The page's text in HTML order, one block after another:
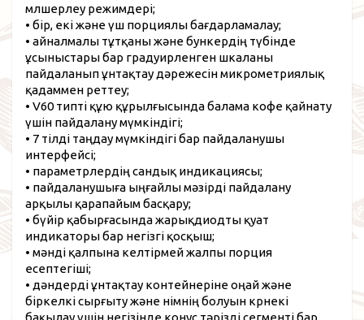
мөлшерлеу режимдері;
• бір, екі және үш порциялы бағдарламалау;
• айналмалы тұтқаны және бункердің түбінде
ұсыныстары бар градуирленген шкаланы
пайдаланып ұнтақтау дәрежесін микрометриялық
қадаммен реттеу;
• V60 типті құю құрылғысында балама кофе қайнату
үшін пайдалану мүмкіндігі;
• 7 тілді таңдау мүмкіндігі бар пайдаланушы
интерфейсі;
• параметрлердің сандық индикациясы;
• пайдаланушыға ыңғайлы мәзірді пайдалану
арқылы қарапайым басқару;
• бүйір қабырғасында жарықдиодты қуат
индикаторы бар негізгі қосқыш;
• мәнді қалпына келтірмей жалпы порция
есептегіші;
• дәндерді ұнтақтау контейнеріне оңай және
біркелкі сырғыту және өнімнің болуын көрнекі
бақылау үшін негізінде конус тәрізді сегменті бар